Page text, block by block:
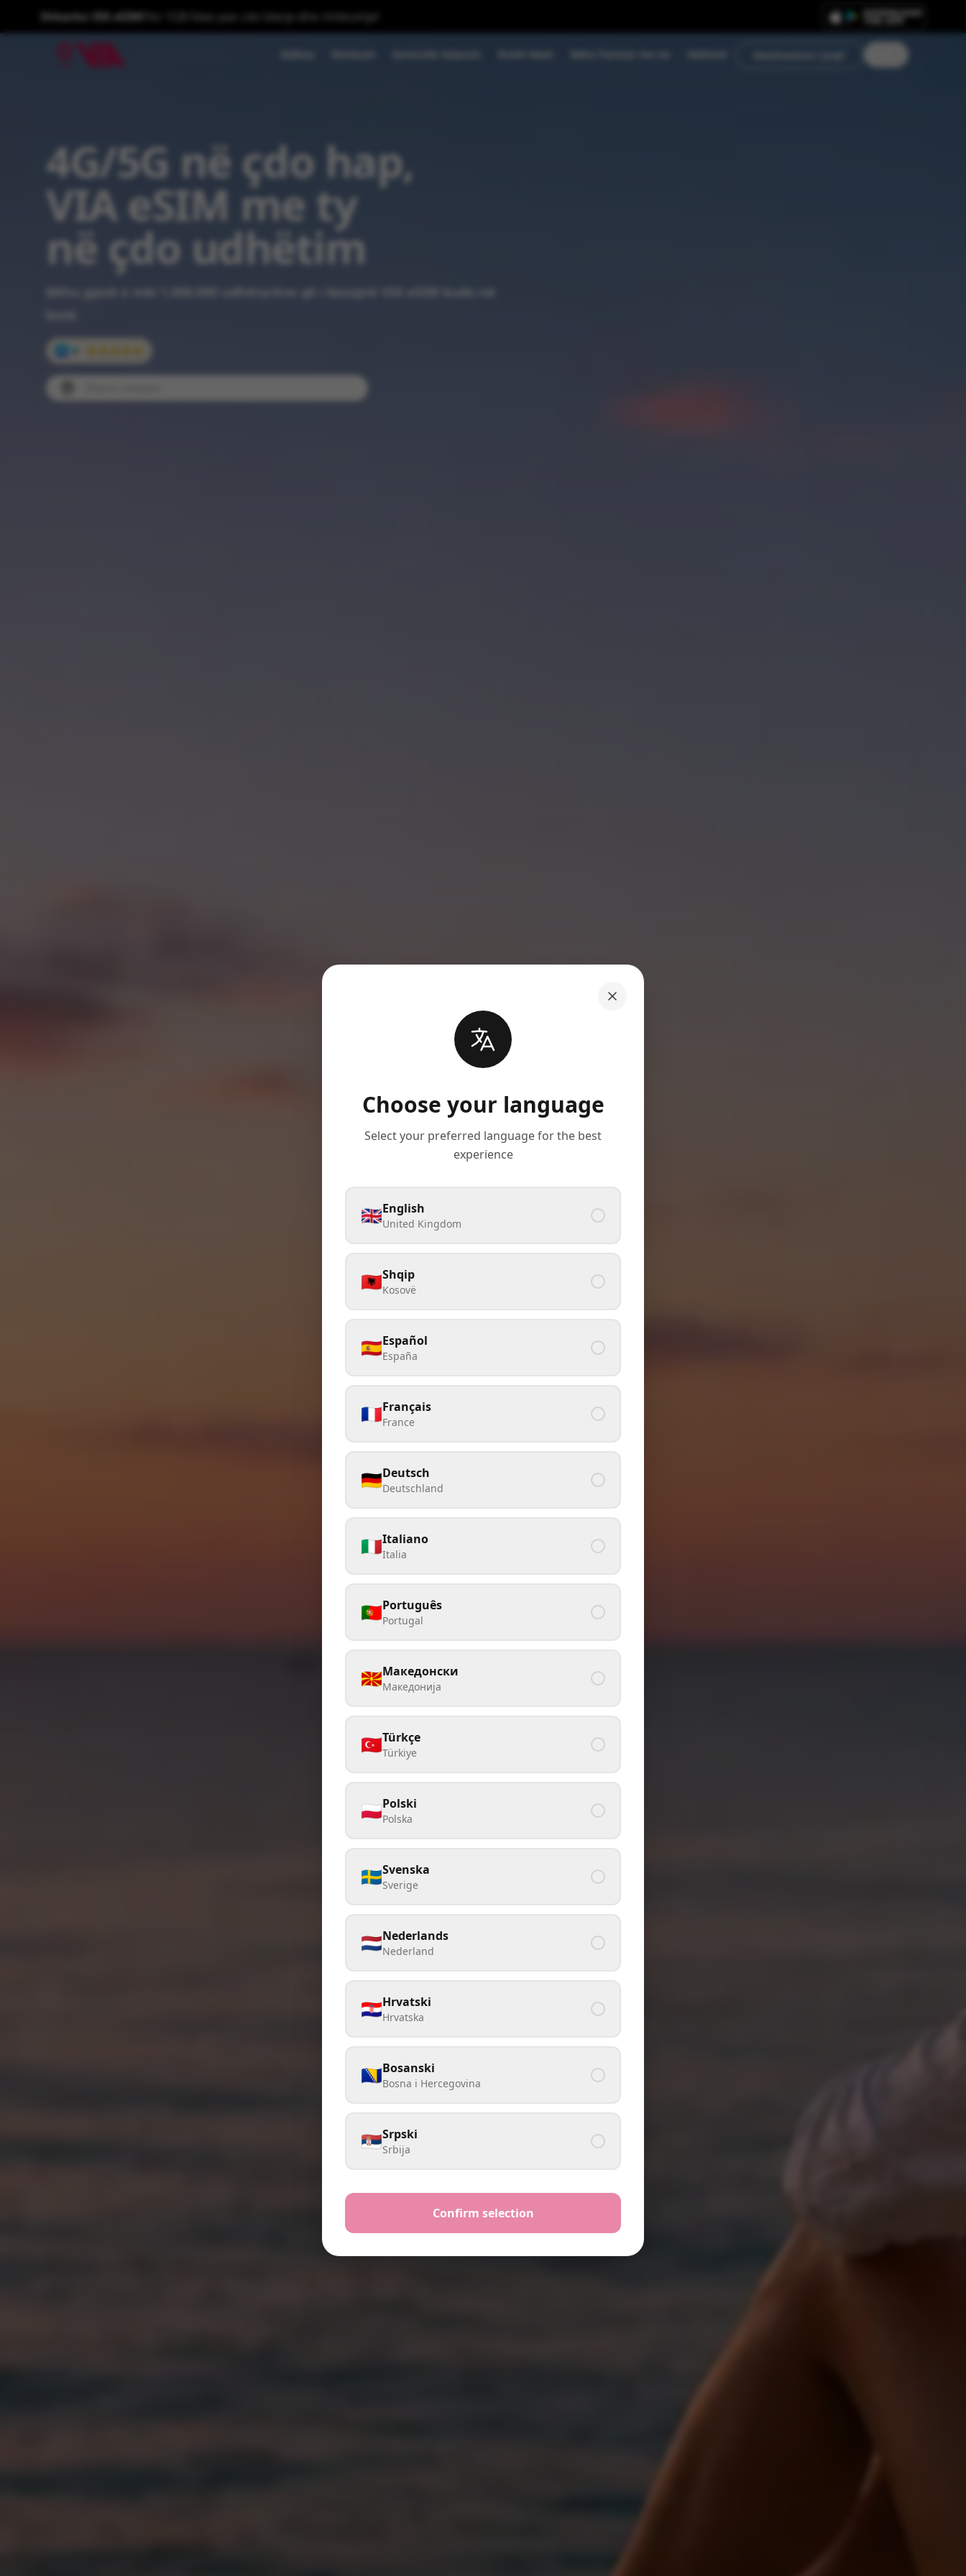
Shkarko VIA eSIM
VIA ESIM
4G/5G në çdo hap,
VIA eSIM me ty
në çdo udhëtim
Choose your language
Select your preferred language for the best
experience
🇬🇧English
United Kingdom
🇦🇱Shqip
Kosovë
🇪🇸Español
España
🇫🇷Français
France
🇩🇪Deutsch
Deutschland
🇮🇹Italiano
Italia
🇵🇹Português
Portugal
🇲🇰Македонски
Македонија
🇹🇷Türkçe
Türkiye
🇵🇱Polski
Polska
🇸🇪Svenska
Sverige
🇳🇱Nederlands
Nederland
🇭🇷Hrvatski
Hrvatska
🇧🇦Bosanski
Bosna i Hercegovina
🇷🇸Srpski
Srbija
Confirm selection